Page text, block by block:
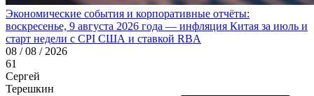
Экономические события и корпоративные отчёты:
воскресенье, 9 августа 2026 года — инфляция Китая за июль и
старт недели с CPI США и ставкой RBA
08 / 08 / 2026
61
Сергей
Терешкин